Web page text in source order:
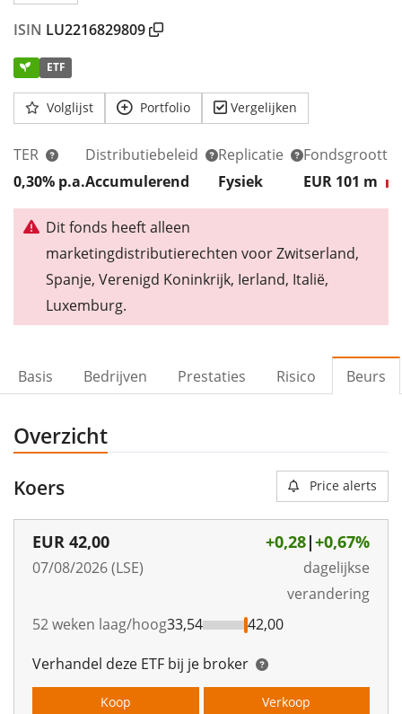
ISIN LU2216829809
ETF
Volglijst Portfolio Vergelijken
TER
0,30% p.a.
Distributiebeleid
Accumulerend
Replicatie
Fysiek
Fondsgrootte
EUR 101 m
Dit fonds heeft alleen
marketingdistributierechten voor Zwitserland,
Spanje, Verenigd Koninkrijk, Ierland, Italië,
Luxemburg.
Basis Bedrijven Prestaties Risico Beurs
Overzicht
Koers Price alerts
EUR 42,00
07/08/2026 (LSE)
+0,28|+0,67%
dagelijkse
verandering
52 weken laag/hoog33,54
42,00
Verhandel deze ETF bij je broker
Koop Verkoop